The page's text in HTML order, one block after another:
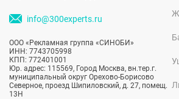
info@300experts.ru
ООО «Рекламная группа «СИНОБИ»
ИНН: 7743705998
КПП: 772401001
Юр. адрес: 115569, Город Москва, вн.тер.г.
муниципальный округ Орехово-Борисово
Северное, проезд Шипиловский, д. 27, помещ.
13Н